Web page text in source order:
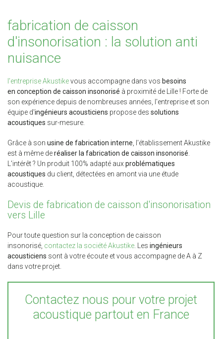
fabrication de caisson
d'insonorisation : la solution anti
nuisance
l'entreprise Akustikevous accompagne dans vos besoins
en conception de caisson insonorisé à proximité de Lille ! Forte de
son expérience depuis de nombreuses années, l'entreprise et son
équipe d'ingénieurs acousticiens propose des solutions
acoustiques sur-mesure.
Grâce à son usine de fabrication interne , l'établissement Akustike
est à même deréaliser la fabrication de caisson insonorisé
L'intérêt ? Un produit 100% adapté aux problématiques
acoustiques du client, détectées en amont via une étude
acoustique.
Devis de fabrication de caisson d'insonorisation
vers Lille
Pour toute question sur la conception de caisson
insonorisé, contactez la société Akustike . Les ingénieurs
acousticiens sont à votre écoute et vous accompagne de A à Z
dans votre projet.
Contactez nous pour votre projet
acoustique partout en France